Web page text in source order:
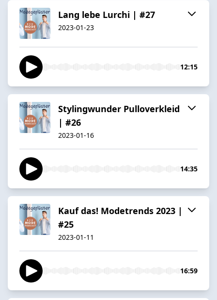
Lang lebe Lurchi | #27
2023-01-23
12:15
Stylingwunder Pulloverkleid
| #26
2023-01-16
14:35
Kauf das! Modetrends 2023 |
#25
2023-01-11
16:59